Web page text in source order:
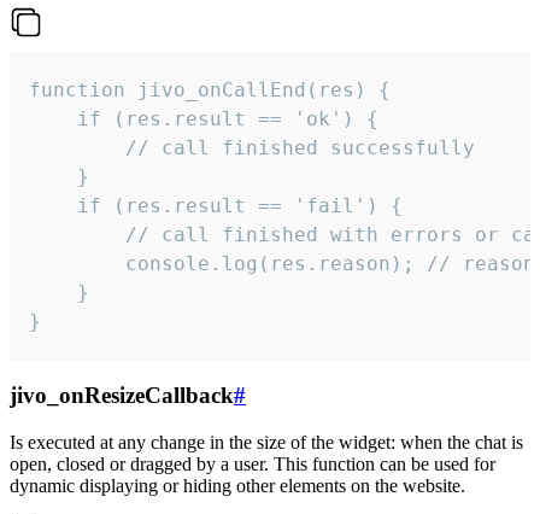
function jivo_onCallEnd(res) {
    if (res.result == 'ok') {
        // call finished successfully
    }
    if (res.result == 'fail') {
// call finished with errors or
console.log(res.reason); //
    }
}
jivo_onResizeCallback#
Is executed at any change in the size of the widget: when the chat is
open, closed or dragged by a user. This function can be used for
dynamic displaying or hiding other elements on the website.